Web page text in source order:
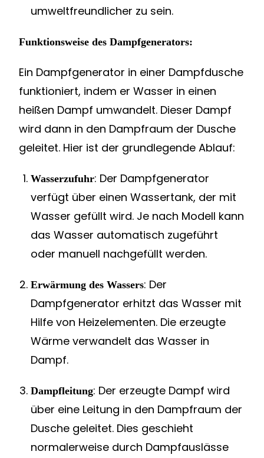
umweltfreundlicher zu sein.
Funktionsweise des Dampfgenerators:
Ein Dampfgenerator in einer Dampfdusche
funktioniert, indem er Wasser in einen
heißen Dampf umwandelt. Dieser Dampf
wird dann in den Dampfraum der Dusche
geleitet. Hier ist der grundlegende Ablauf:
Wasserzufuhr: Der Dampfgenerator
verfügt über einen Wassertank, der mit
Wasser gefüllt wird. Je nach Modell kann
das Wasser automatisch zugeführt
oder manuell nachgefüllt werden.
Erwärmung des Wassers: Der
Dampfgenerator erhitzt das Wasser mit
Hilfe von Heizelementen. Die erzeugte
Wärme verwandelt das Wasser in
Dampf.
Dampfleitung: Der erzeugte Dampf wird
über eine Leitung in den Dampfraum der
Dusche geleitet. Dies geschieht
normalerweise durch Dampfauslässe